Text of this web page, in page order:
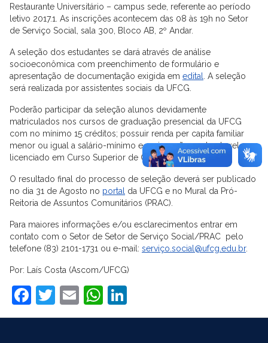
Restaurante Universitário – campus sede, referente ao período
letivo 2017.1. As inscrições acontecem das 08 às 19h no Setor
de Serviço Social, sala 300, Bloco AB, 2º Andar.
A seleção dos estudantes se dará através de análise
socioeconômica com preenchimento de formulário e
apresentação de documentação exigida em edital . A seleção
será realizada por assistentes sociais da UFCG.
Poderão participar da seleção alunos devidamente
matriculados nos cursos de graduação presencial da UFCG
com no mínimo 15 créditos; possuir renda per capita familiar
menor ou igual a salário-mínimo e meio e não ser bacharel ou
licenciado em Curso Superior de Graduação.
O resultado final do processo de seleção deverá ser publicado
no dia 31 de Agosto no portal da UFCG e no Mural da Pró-
Reitoria de Assuntos Comunitários (PRAC).
Para maiores informações e/ou esclarecimentos entrar em
contato com o Setor de Setor de Serviço Social/PRAC pelo
telefone (83) 2101-1731 ou e-mail: serviço.social@ufcg.edu.br.
Por: Laís Costa (Ascom/UFCG)
Facebook
Twitter
EmailWhatsApp